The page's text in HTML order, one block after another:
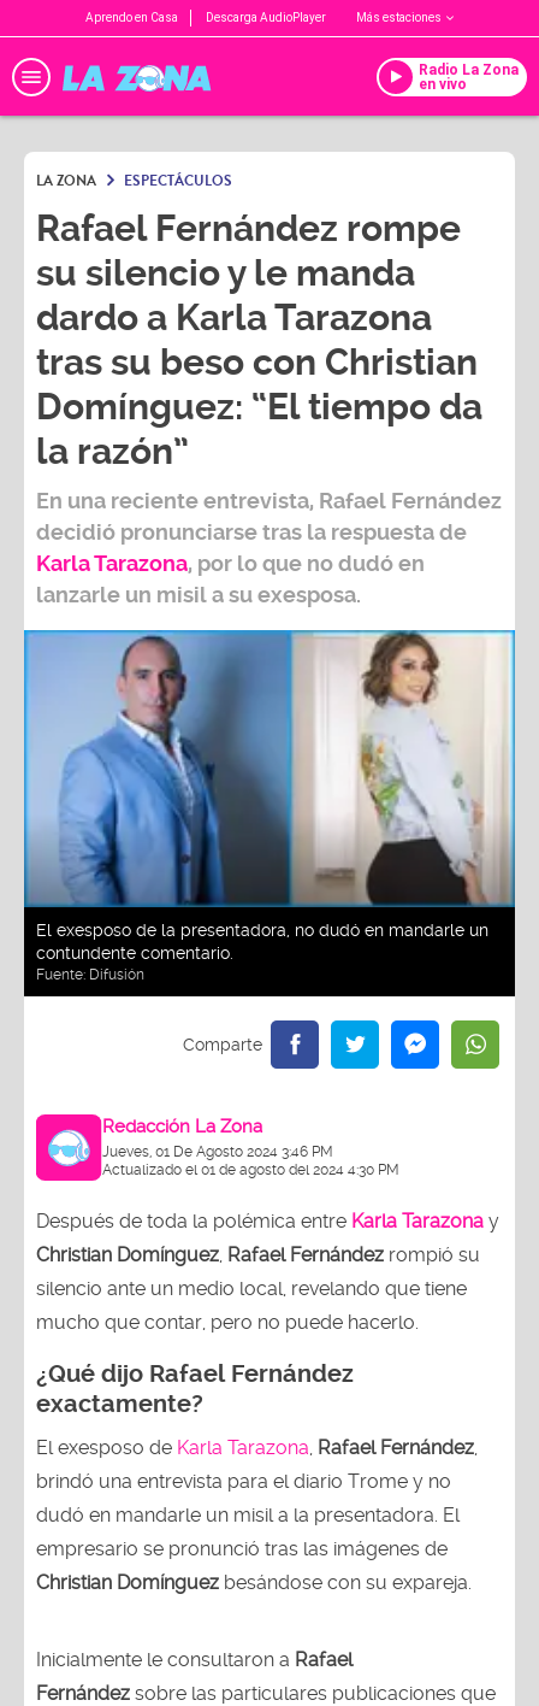
Aprendo en Casa Descarga AudioPlayer Más estaciones
Radio La Zona
en vivo
LA ZONA ESPECTÁCULOS
Rafael Fernández rompe
su silencio y le manda
dardo a Karla Tarazona
tras su beso con Christian
Domínguez: “El tiempo da
la razón”
En una reciente entrevista, Rafael Fernández
decidió pronunciarse tras la respuesta de
Karla Tarazona, por lo que no dudó en
lanzarle un misil a su exesposa.
El exesposo de la presentadora, no dudó en mandarle un
contundente comentario.
Fuente: Difusión
Redacción La Zona
Jueves, 01 De Agosto 2024 3:46 PM
Actualizado el 01 de agosto del 2024 4:30 PM
Después de toda la polémica entre Karla Tarazona y
Christian Domínguez Rafael Fernández rompió su
silencio ante un medio local, revelando que tiene
mucho que contar, pero no puede hacerlo.
¿Qué dijo Rafael Fernández
exactamente?
El exesposo de Karla Tarazona Rafael Fernández
brindó una entrevista para el diario Trome y no
dudó en mandarle un misil a la presentadora. El
empresario se pronunció tras las imágenes de
Christian Domínguez besándose con su expareja.
Inicialmente le consultaron a Rafael
Fernández sobre las particulares publicaciones que